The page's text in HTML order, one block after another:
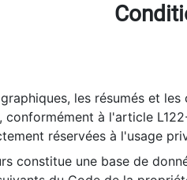
les résumés et
conformément à l'article
réservées à l'usage
constitue une base de